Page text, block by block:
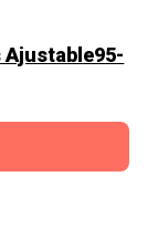
Ajustable95-